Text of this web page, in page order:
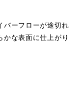
バーフローが途切れ
かな表面に仕上がり